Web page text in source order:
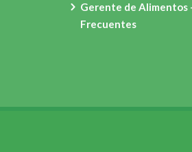
Gerente de Alimentos
Frecuentes